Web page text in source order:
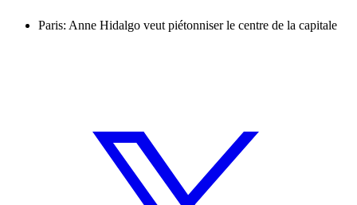
Paris: Anne Hidalgo veut piétonniser le centre de la capitale